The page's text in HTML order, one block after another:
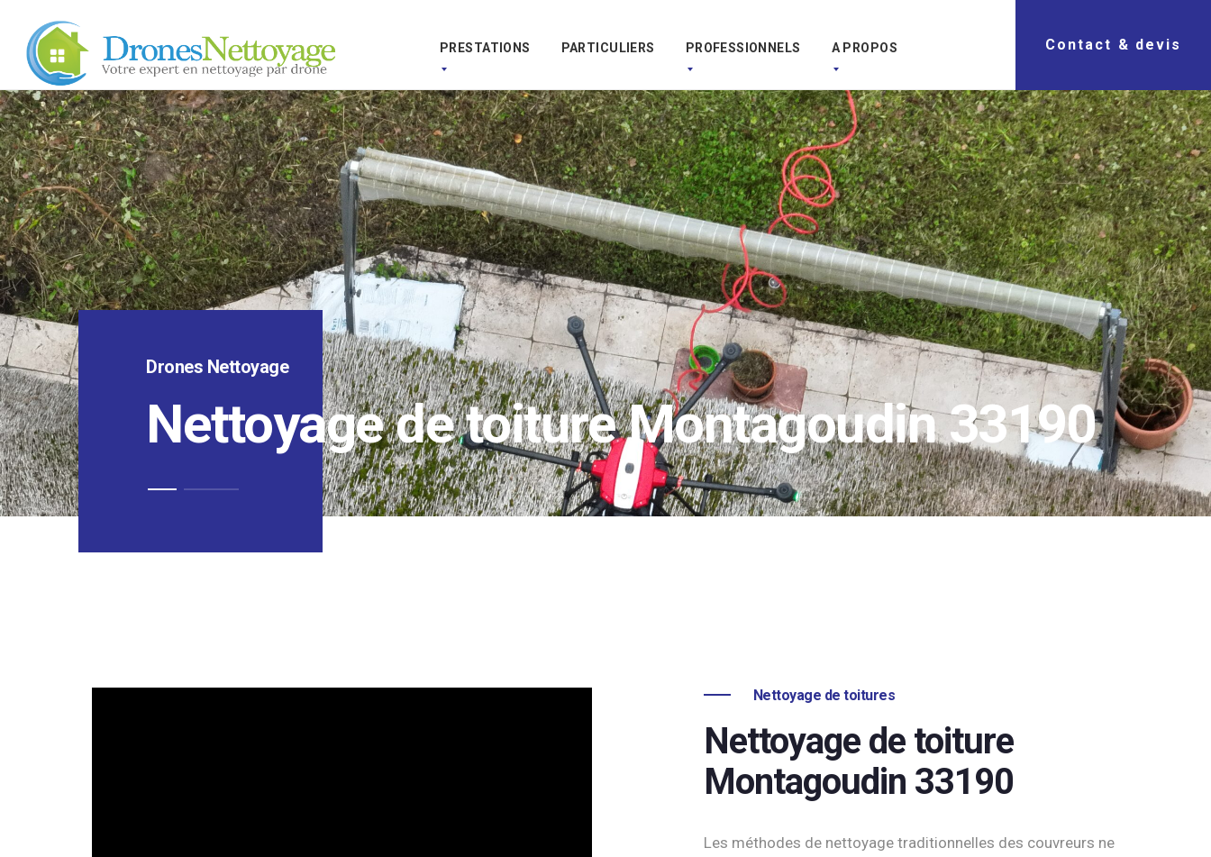
PRESTATIONS PARTICULIERS PROFESSIONNELS A PROPOS Contact & devis
Drones Nettoyage
Nettoyage de toiture Montagoudin 33190
Nettoyage de toitures
Nettoyage de toiture
Montagoudin 33190
Les méthodes de nettoyage traditionnelles des couvreurs ne